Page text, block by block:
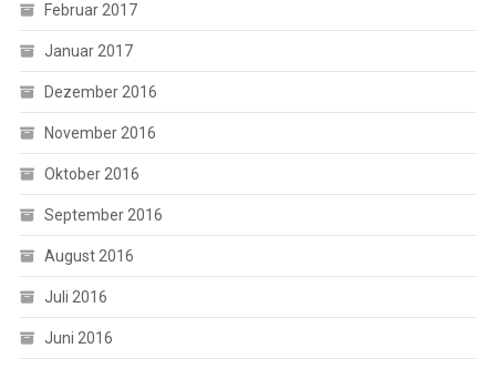
Februar 2017
Januar 2017
Dezember 2016
November 2016
Oktober 2016
September 2016
August 2016
Juli 2016
Juni 2016